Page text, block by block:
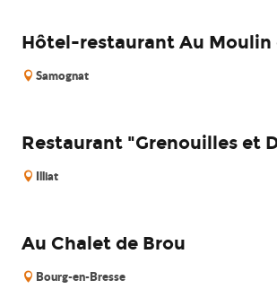
Hôtel-restaurant Au Moulin
Samognat
Restaurant "Grenouilles et
Illiat
Au Chalet de Brou
Bourg-en-Bresse